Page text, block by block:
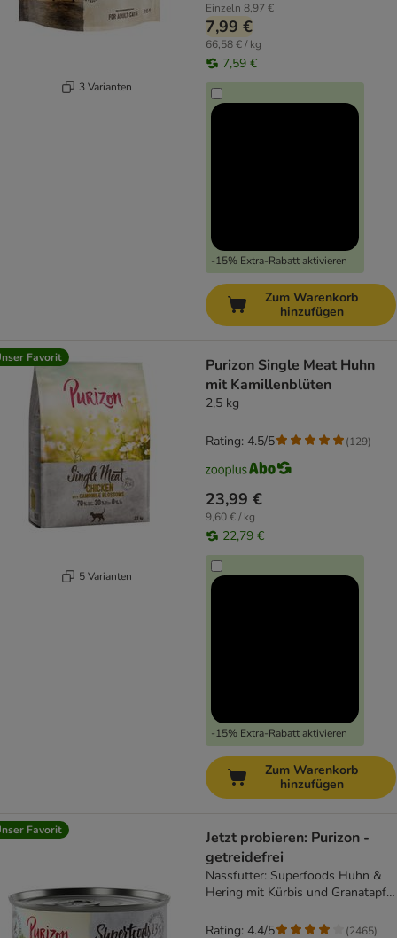
3 Varianten
Einzeln 8,97 €
7,99 €
66,58 € / kg
7,59 €
-15% Extra-Rabatt aktivieren
Zum Warenkorb
hinzufügen
Favorit
5 Varianten
Purizon Single Meat Huhn
mit Kamillenblüten
2,5 kg
23,99 €
9,60 € / kg
22,79 €
-15% Extra-Rabatt aktivieren
Rating: 4.5/5 (129)
Zum Warenkorb
hinzufügen
Favorit
Jetzt probieren: Purizon -
getreidefrei
Nassfutter: Superfoods Huhn &
Hering mit Kürbis und Granatapfel
Rating: 4.4/5 (2465)